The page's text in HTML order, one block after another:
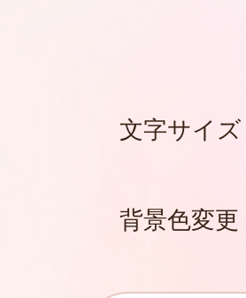
文字サイズ
背景色変更